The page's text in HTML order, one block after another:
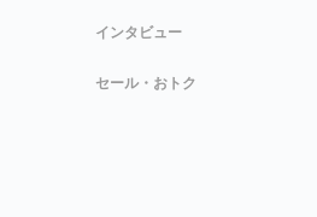
インタビュー
セール・おトク